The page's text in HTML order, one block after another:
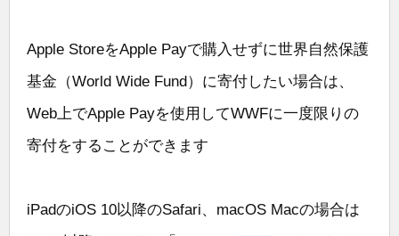
Apple StoreをApple Payで購入せずに世界自然保護
基金（World Wide Fund）に寄付したい場合は、
Web上でApple Payを使用してWWFに一度限りの
寄付をすることができます
iPadのiOS 10以降のSafari、macOS Macの場合は